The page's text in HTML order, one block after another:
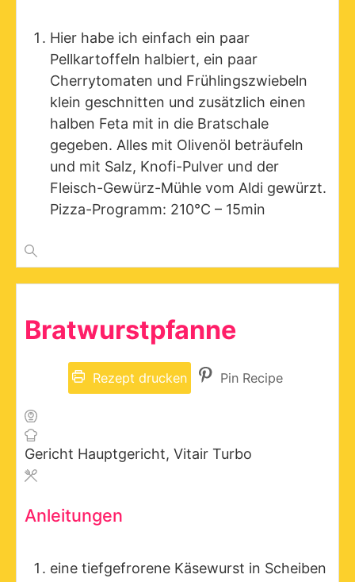
Hier habe ich einfach ein paar
Pellkartoffeln halbiert, ein paar
Cherrytomaten und Frühlingszwiebeln
klein geschnitten und zusätzlich einen
halben Feta mit in die Bratschale
gegeben. Alles mit Olivenöl beträufeln
und mit Salz, Knofi-Pulver und der
Fleisch-Gewürz-Mühle vom Aldi gewürzt.
Pizza-Programm: 210°C – 15min
Bratwurstpfanne
Rezept drucken Pin Recipe
Gericht Hauptgericht, Vitair Turbo
Anleitungen
eine tiefgefrorene Käsewurst in Scheiben